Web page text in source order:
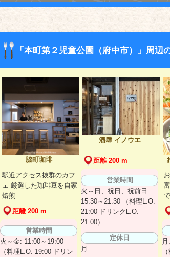
「本町第２児童公園（府中市）」周辺
脇町珈琲
駅近アクセス抜群のカフ
ェ 厳選した珈琲豆を自家
焙煎
距離 200 m
営業時間
火～金: 11:00～19:00
（料理L.O. 19:00 ドリン
酒肆 イノウエ
距離 200 m
営業時間
火～日、祝日、祝前日:
15:30～21:30 （料理L.O.
21:00 ドリンクL.O.
21:00）
定休日
月